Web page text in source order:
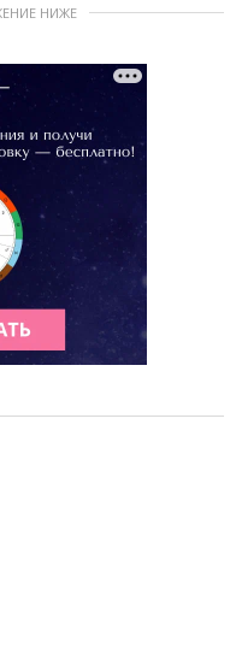
НИЖЕ